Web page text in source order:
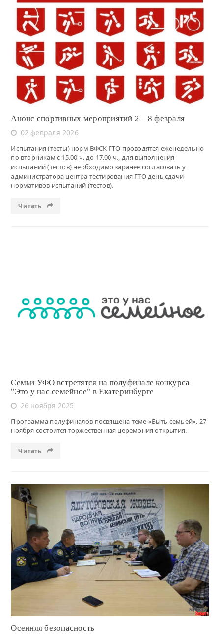
Читать
Анонс спортивных мероприятий 2 – 8 февраля
02 февраля 2026
Испытания (тесты) норм ВФСК ГТО проводятся еженедельно
по вторникам с 15.00 ч. до 17.00 ч., для выполнения
испытаний (тестов) необходимо заранее согласовать у
администратора центра тестирования ГТО день сдачи
нормативов испытаний (тестов).
Читать
Читать
Семьи УФО встретятся на полуфинале конкурса
"Это у нас семейное" в Екатеринбурге
26 ноября 2025
Программа полуфиналов посвящена теме «Быть семьей». 27
ноября состоится торжественная церемония открытия.
Читать
Читать
Осенняя безопасность